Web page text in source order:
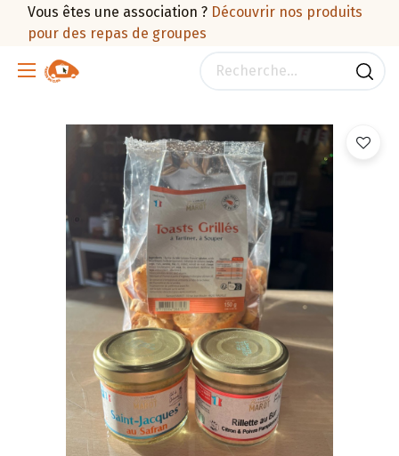
Vous êtes une association ? Découvrir nos produits
pour des repas de groupes